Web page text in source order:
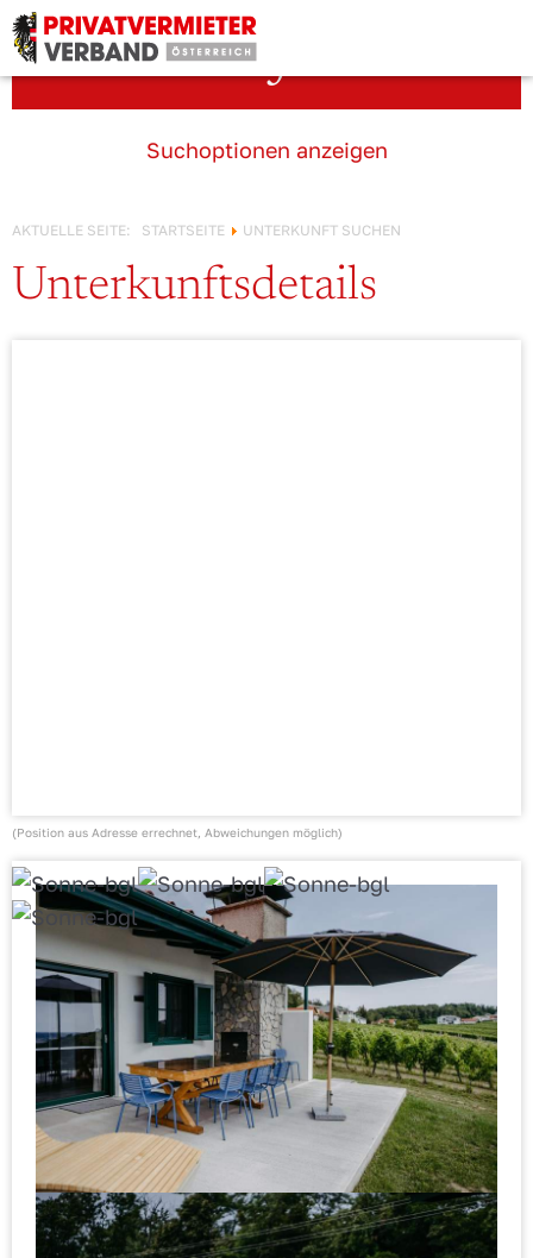
Unterkunft suchen
Suchoptionen anzeigen
AKTUELLE SEITE: STARTSEITE UNTERKUNFT SUCHEN
Unterkunftsdetails
(Position aus Adresse errechnet, Abweichungen möglich)